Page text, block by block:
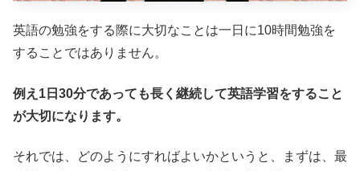
英語の勉強をする際に大切なことは一日に10時間勉強を
することではありません。
例え1日30分であっても長く継続して英語学習をすること
が大切になります。
それでは、どのようにすればよいかというと、まずは、最